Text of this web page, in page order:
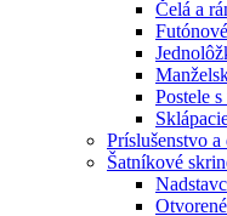
Čelá a
Postele
Príslušenstvo
Šatníkové